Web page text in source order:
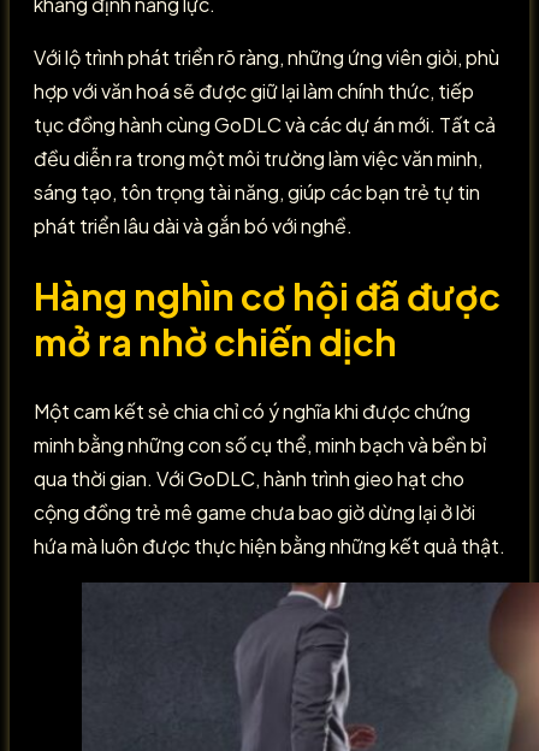
Với lộ trình phát triển rõ ràng, những ứng viên giỏi, phù
hợp với văn hoá sẽ được giữ lại làm chính thức, tiếp
tục đồng hành cùng GoDLC và các dự án mới. Tất cả
đều diễn ra trong một môi trường làm việc văn minh,
sáng tạo, tôn trọng tài năng, giúp các bạn trẻ tự tin
phát triển lâu dài và gắn bó với nghề.
Hàng nghìn cơ hội đã được
mở ra nhờ chiến dịch
Một cam kết sẻ chia chỉ có ý nghĩa khi được chứng
minh bằng những con số cụ thể, minh bạch và bền bỉ
qua thời gian. Với GoDLC, hành trình gieo hạt cho
cộng đồng trẻ mê game chưa bao giờ dừng lại ở lời
hứa mà luôn được thực hiện bằng những kết quả thật.